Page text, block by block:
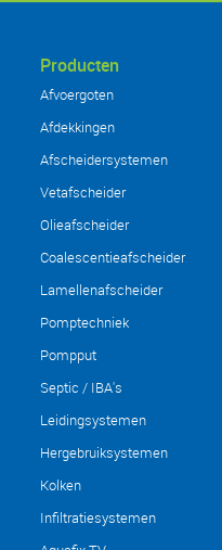
Producten
Afvoergoten
Afdekkingen
Afscheidersystemen
Vetafscheider
Olieafscheider
Coalescentieafscheider
Lamellenafscheider
Pomptechniek
Pompput
Septic / IBA's
Leidingsystemen
Hergebruiksystemen
Kolken
Infiltratiesystemen